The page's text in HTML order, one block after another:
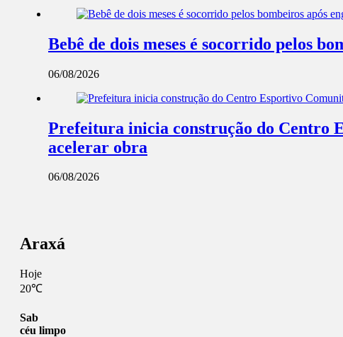
Bebê de dois meses é socorrido pelos
06/08/2026
Prefeitura inicia construção do Centro
acelerar obra
06/08/2026
Araxá
Hoje
20℃
Sab
céu limpo